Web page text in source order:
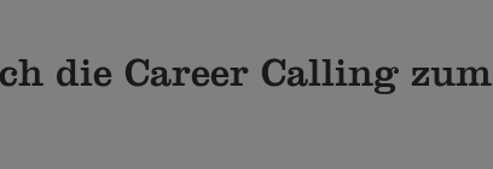
die Career Calling zum